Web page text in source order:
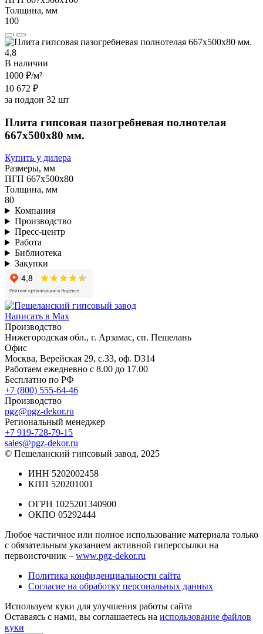
Толщина, мм
100
4,8
В наличии
1000 ₽/м²
10 672 ₽
за поддон 32 шт
Плита гипсовая пазогребневая полнотелая
667х500х80 мм.
Купить у дилера
Размеры, мм
ПГП 667х500х80
Толщина, мм
80
Компания
Производство
Пресс-центр
Работа
Библиотека
Закупки
Написать в Max
Производство
Нижегородская обл., г. Арзамас, сп. Пешелань
Офис
Москва, Верейская 29, с.33, оф. D314
Работаем ежедневно с 8.00 до 17.00
Бесплатно по РФ
+7 (800) 555-64-46
Производство
pgz@pgz-dekor.ru
Региональный менеджер
+7 919-728-79-15
sales@pgz-dekor.ru
© Пешеланский гипсовый завод, 2025
ИНН 5202002458
КПП 520201001
ОГРН 1025201340900
ОКПО 05292444
Любое частичное или полное использование материала только
с обязательным указанием активной гиперссылки на
первоисточник – www.pgz-dekor.ru
Политика конфиденциальности сайта
Согласие на обработку персональных данных
Используем куки для улучшения работы сайта
Оставаясь с нами, вы соглашаетесь на использование файлов
куки